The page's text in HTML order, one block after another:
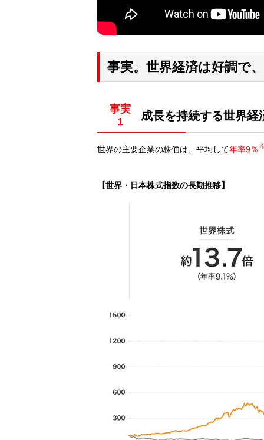
事実。世界経済は好調で
事実 成長を持続する世界経
世界の主要企業の株価は、平均して年率9％
【世界・日本株式指数の長期推移】